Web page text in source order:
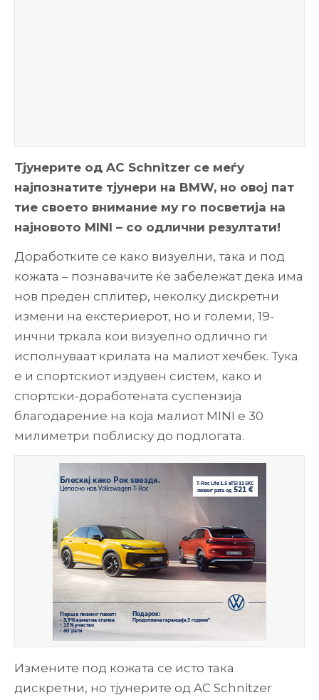
Тјунерите од AC Schnitzer се меѓу
најпознатите тјунери на BMW, но овој пат
тие своето внимание му го посветија на
најновото MINI – со одлични резултати!
Доработките се како визуелни, така и под
кожата – познавачите ќе забележат дека има
нов преден сплитер, неколку дискретни
измени на екстериерот, но и големи, 19-
инчни тркала кои визуелно одлично ги
исполнуваат крилата на малиот хечбек. Тука
е и спортскиот издувен систем, како и
спортски-доработената суспензија
благодарение на која малиот MINI e 30
милиметри поблиску до подлогата.
Измените под кожата се исто така
дискретни, но тјунерите од AC Schnitzer